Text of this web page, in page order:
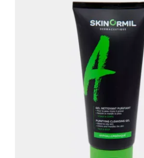
Очищающий гель